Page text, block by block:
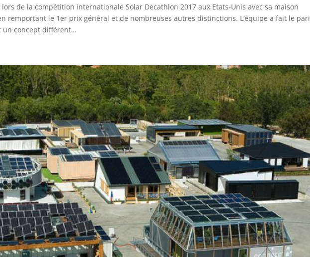
lors de la compétition internationale Solar Decathlon 2017 aux Etats-Unis avec sa maison
remportant le 1er prix général et de nombreuses autres distinctions. L’équipe a fait le pari
un concept différent…